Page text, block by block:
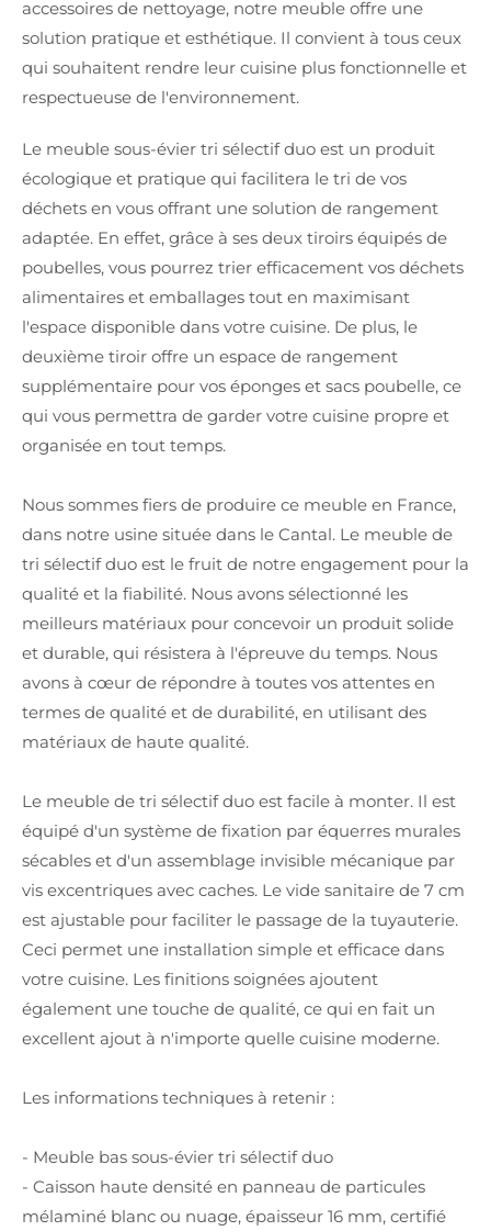
accessoires de nettoyage, notre meuble offre une
solution pratique et esthétique. Il convient à tous ceux
qui souhaitent rendre leur cuisine plus fonctionnelle et
respectueuse de l'environnement.
Le meuble sous-évier tri sélectif duo est un produit
écologique et pratique qui facilitera le tri de vos
déchets en vous offrant une solution de rangement
adaptée. En effet, grâce à ses deux tiroirs équipés de
poubelles, vous pourrez trier efficacement vos déchets
alimentaires et emballages tout en maximisant
l'espace disponible dans votre cuisine. De plus, le
deuxième tiroir offre un espace de rangement
supplémentaire pour vos éponges et sacs poubelle, ce
qui vous permettra de garder votre cuisine propre et
organisée en tout temps.
Nous sommes fiers de produire ce meuble en France,
dans notre usine située dans le Cantal. Le meuble de
tri sélectif duo est le fruit de notre engagement pour la
qualité et la fiabilité. Nous avons sélectionné les
meilleurs matériaux pour concevoir un produit solide
et durable, qui résistera à l'épreuve du temps. Nous
avons à cœur de répondre à toutes vos attentes en
termes de qualité et de durabilité, en utilisant des
matériaux de haute qualité.
Le meuble de tri sélectif duo est facile à monter. Il est
équipé d'un système de fixation par équerres murales
sécables et d'un assemblage invisible mécanique par
vis excentriques avec caches. Le vide sanitaire de 7 cm
est ajustable pour faciliter le passage de la tuyauterie.
Ceci permet une installation simple et efficace dans
votre cuisine. Les finitions soignées ajoutent
également une touche de qualité, ce qui en fait un
excellent ajout à n'importe quelle cuisine moderne.
Les informations techniques à retenir :
- Meuble bas sous-évier tri sélectif duo
- Caisson haute densité en panneau de particules
mélaminé blanc ou nuage, épaisseur 16 mm, certifié